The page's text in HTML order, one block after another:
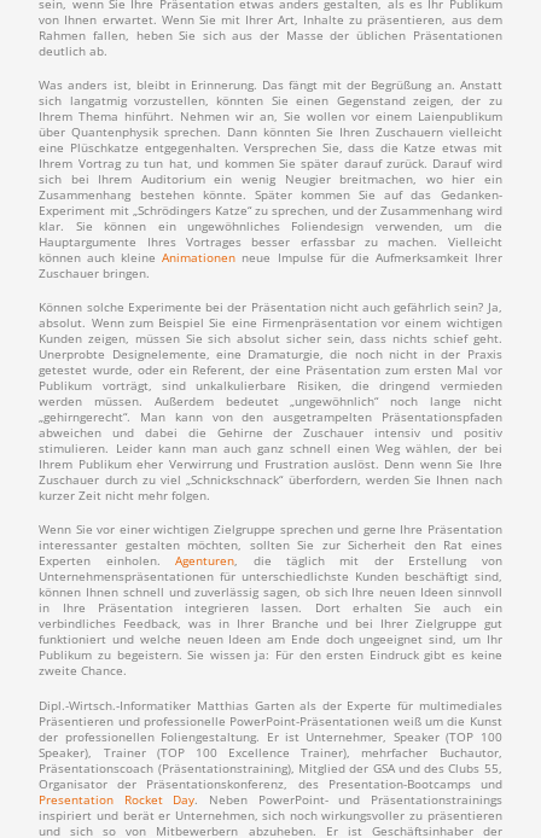
sein, wenn Sie Ihre Präsentation etwas anders gestalten, als es Ihr Publikum
von Ihnen erwartet. Wenn Sie mit Ihrer Art, Inhalte zu präsentieren, aus dem
Rahmen fallen, heben Sie sich aus der Masse der üblichen Präsentationen
deutlich ab.
Was anders ist, bleibt in Erinnerung. Das fängt mit der Begrüßung an. Anstatt
sich langatmig vorzustellen, könnten Sie einen Gegenstand zeigen, der zu
Ihrem Thema hinführt. Nehmen wir an, Sie wollen vor einem Laienpublikum
über Quantenphysik sprechen. Dann könnten Sie Ihren Zuschauern vielleicht
eine Plüschkatze entgegenhalten. Versprechen Sie, dass die Katze etwas mit
Ihrem Vortrag zu tun hat, und kommen Sie später darauf zurück. Darauf wird
sich bei Ihrem Auditorium ein wenig Neugier breitmachen, wo hier ein
Zusammenhang bestehen könnte. Später kommen Sie auf das Gedanken-
Experiment mit „Schrödingers Katze“ zu sprechen, und der Zusammenhang wird
klar. Sie können ein ungewöhnliches Foliendesign verwenden, um die
Hauptargumente Ihres Vortrages besser erfassbar zu machen. Vielleicht
können auch kleineAnimationen neue Impulse für die Aufmerksamkeit Ihrer
Zuschauer bringen.
Können solche Experimente bei der Präsentation nicht auch gefährlich sein? Ja,
absolut. Wenn zum Beispiel Sie eine Firmenpräsentation vor einem wichtigen
Kunden zeigen, müssen Sie sich absolut sicher sein, dass nichts schief geht.
Unerprobte Designelemente, eine Dramaturgie, die noch nicht in der Praxis
getestet wurde, oder ein Referent, der eine Präsentation zum ersten Mal vor
Publikum vorträgt, sind unkalkulierbare Risiken, die dringend vermieden
werden müssen. Außerdem bedeutet „ungewöhnlich“ noch lange nicht
„gehirngerecht“. Man kann von den ausgetrampelten Präsentationspfaden
abweichen und dabei die Gehirne der Zuschauer intensiv und positiv
stimulieren. Leider kann man auch ganz schnell einen Weg wählen, der bei
Ihrem Publikum eher Verwirrung und Frustration auslöst. Denn wenn Sie Ihre
Zuschauer durch zu viel „Schnickschnack“ überfordern, werden Sie Ihnen nach
kurzer Zeit nicht mehr folgen.
Wenn Sie vor einer wichtigen Zielgruppe sprechen und gerne Ihre Präsentation
interessanter gestalten möchten, sollten Sie zur Sicherheit den Rat eines
Experten einholen.Agenturen, die täglich mit der Erstellung von
Unternehmenspräsentationen für unterschiedlichste Kunden beschäftigt sind,
können Ihnen schnell und zuverlässig sagen, ob sich Ihre neuen Ideen sinnvoll
in Ihre Präsentation integrieren lassen. Dort erhalten Sie auch ein
verbindliches Feedback, was in Ihrer Branche und bei Ihrer Zielgruppe gut
funktioniert und welche neuen Ideen am Ende doch ungeeignet sind, um Ihr
Publikum zu begeistern. Sie wissen ja: Für den ersten Eindruck gibt es keine
zweite Chance.
Dipl.-Wirtsch.-Informatiker Matthias Garten als der Experte für multimediales
Präsentieren und professionelle PowerPoint-Präsentationen weiß um die Kunst
der professionellen Foliengestaltung. Er ist Unternehmer, Speaker (TOP 100
Speaker), Trainer (TOP 100 Excellence Trainer), mehrfacher Buchautor,
Präsentationscoach (Präsentationstraining), Mitglied der GSA und des Clubs 55,
Organisator der Präsentationskonferenz, des Presentation-Bootcamps und
Presentation Rocket Day. Neben PowerPoint- und Präsentationstrainings
inspiriert und berät er Unternehmen, sich noch wirkungsvoller zu präsentieren
und sich so von Mitbewerbern abzuheben. Er ist Geschäftsinhaber der